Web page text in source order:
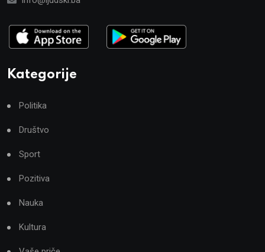
Kategorije
Politika
Društvo
Sport
Pozitiva
Nauka
Kultura